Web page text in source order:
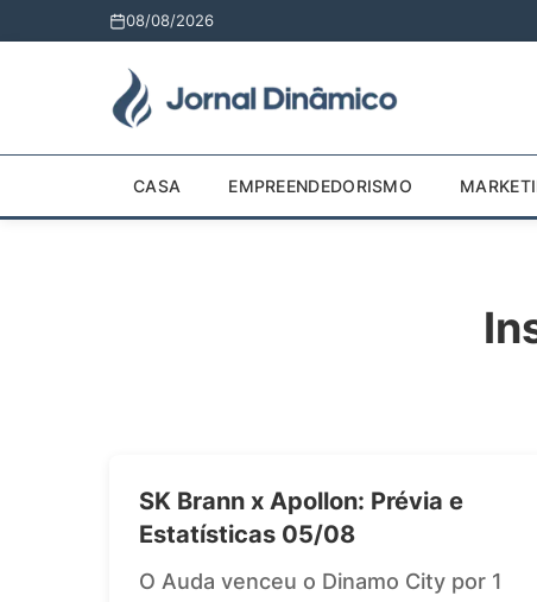
08/08/2026
CASA EMPREENDEDORISMO
SK Brann x Apollon: Prévia e
Estatísticas 05/08
O Auda venceu o Dinamo City por 1